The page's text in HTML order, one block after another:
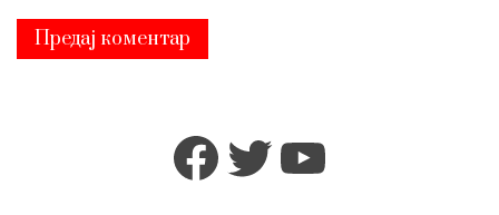
Facebook
TwitterYouTube